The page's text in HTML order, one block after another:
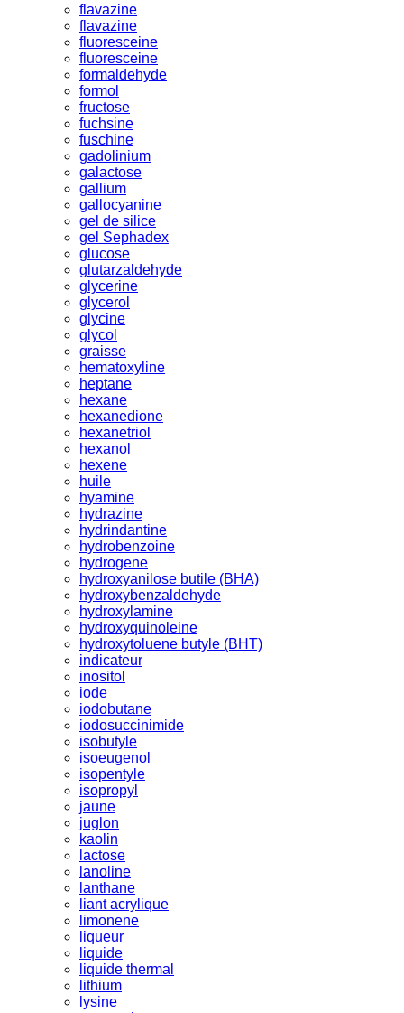
flavazine
flavazine
fluoresceine
fluoresceine
formaldehyde
formol
fructose
fuchsine
fuschine
gadolinium
galactose
gallium
gallocyanine
gel de silice
gel Sephadex
glucose
glutarzaldehyde
glycerine
glycerol
glycine
glycol
graisse
hematoxyline
heptane
hexane
hexanedione
hexanetriol
hexanol
hexene
huile
hyamine
hydrazine
hydrindantine
hydrobenzoine
hydrogene
hydroxyanilose butile (BHA)
hydroxybenzaldehyde
hydroxylamine
hydroxyquinoleine
hydroxytoluene butyle (BHT)
indicateur
inositol
iode
iodobutane
iodosuccinimide
isobutyle
isoeugenol
isopentyle
isopropyl
jaune
juglon
kaolin
lactose
lanoline
lanthane
liant acrylique
limonene
liqueur
liquide
liquide thermal
lithium
lysine